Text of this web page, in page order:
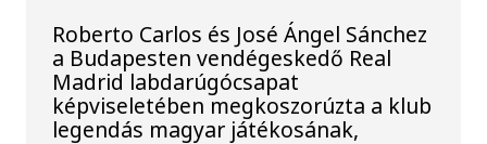
Roberto Carlos és José Ángel Sánchez
a Budapesten vendégeskedő Real
Madrid labdarúgócsapat
képviseletében megkoszorúzta a klub
legendás magyar játékosának,